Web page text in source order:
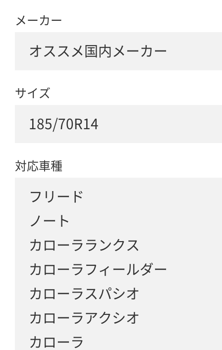
メーカー
オススメ国内メーカー
サイズ
185/70R14
対応車種
フリード
ノート
カローラランクス
カローラフィールダー
カローラスパシオ
カローラアクシオ
カローラ